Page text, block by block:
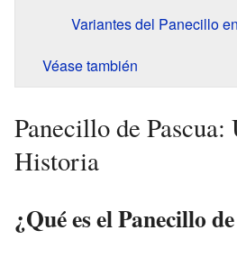
Variantes del Panecillo
Véase también
Panecillo de
Historia
¿Qué es el Panecillo